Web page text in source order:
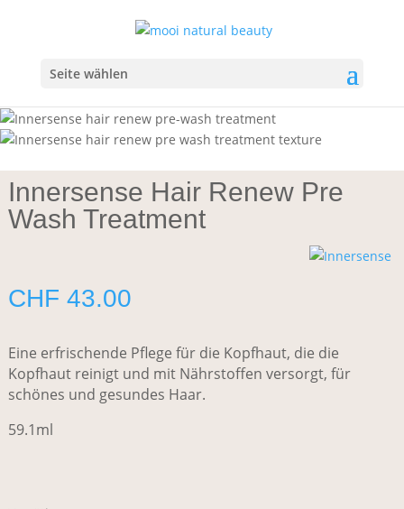
Seite wählen
Renew Pre Wash Treatment
Innersense Hair Renew Pre
Wash Treatment
CHF 43.00
Eine erfrischende Pflege für die Kopfhaut, die die
Kopfhaut reinigt und mit Nährstoffen versorgt, für
schönes und gesundes Haar.
59.1ml